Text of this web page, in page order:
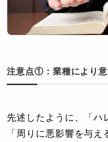
注意点①：業種により
先述したように、「ハ
「周りに悪影響を与